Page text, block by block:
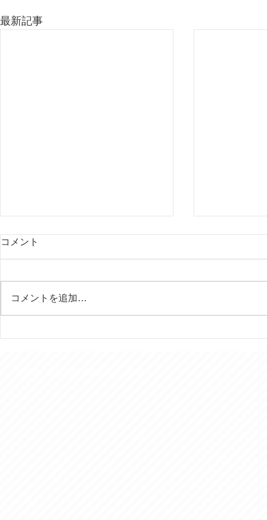
最新記事
コメント
コメントを追加…